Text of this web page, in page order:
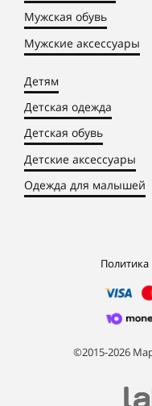
Мужская обувь
Мужские аксессуары
Детям
Детская одежда
Детская обувь
Детские аксессуары
Одежда для малышей
©2015-2026